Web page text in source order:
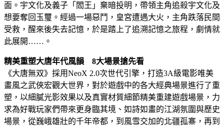
面。宇文化及義子「閻王」棄暗投明，帶領主角追殺宇文化及
想要奪回玉璽。經過一場惡鬥，皇宮遭遇大火，主角跌落民間
受救，醒來後失去記憶，於是踏上了追溯記憶之旅程，劇情就
此展開……。
精美重塑大唐年代風韻 8大場景搶先看
《大唐無双》採用NeoX 2.0次世代引擎，打造3A級電影唯美
畫風之武俠宏觀大世界，對於遊戲中的各大經典場景進行了重
塑，以細膩光影效果以及真實材質細節精美重建遊戲場景，力
求為好戰玩家們帶來更身臨其境、如詩如畫的江湖氛圍與歷史
場景，從巍峨雄壯的千年帝都，到風雪交加的北疆孤寨，再到